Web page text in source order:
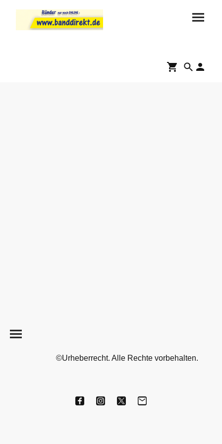
©Urheberrecht. Alle Rechte vorbehalten.